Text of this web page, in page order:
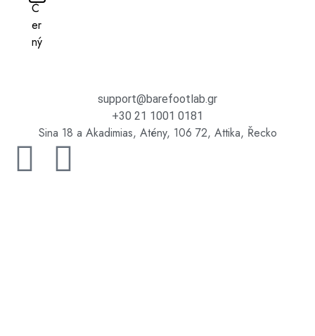
support@barefootlab.gr
+30 21 1001 0181
Sina 18 a Akadimias, Atény, 106 72, Attika, Řecko